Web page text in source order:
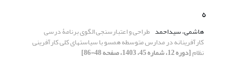
ه
هاشمی، سیداحمد طراحی و اعتبارسنجی الگوی برنامۀ درسی
کارآفرینانه در مدارس متوسطه همسو با سیاست‏های کلی کارآفرینی
نظام[دوره 12، شماره 45، 1403، صفحه 48-86]